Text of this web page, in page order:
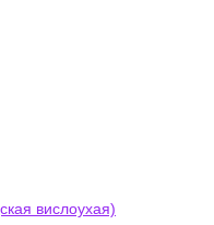
вислоухая)